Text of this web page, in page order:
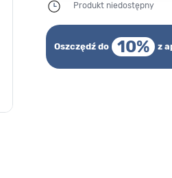
Produkt niedostępny
Oszczędź do 10% z